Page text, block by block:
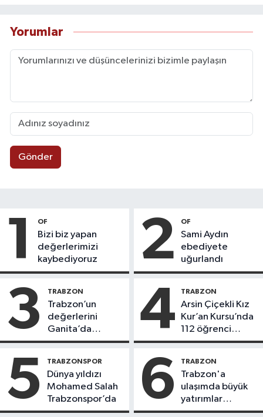
Yorumlar
Gönder
1 OF
Bizi biz yapan
değerlerimizi
kaybediyoruz
2 OF
Sami Aydın
ebediyete
uğurlandı
3 TRABZON
Trabzon’un
değerlerini
Ganita’da
yaşatıyoruz
4 TRABZON
Arsin Çiçekli Kız
Kur’an Kursu’nda
112 öğrenci
icazet aldı
5 TRABZONSPOR
Dünya yıldızı
Mohamed Salah
Trabzonspor’da
6 TRABZON
Trabzon'a
ulaşımda büyük
yatırımlar
yapılıyor